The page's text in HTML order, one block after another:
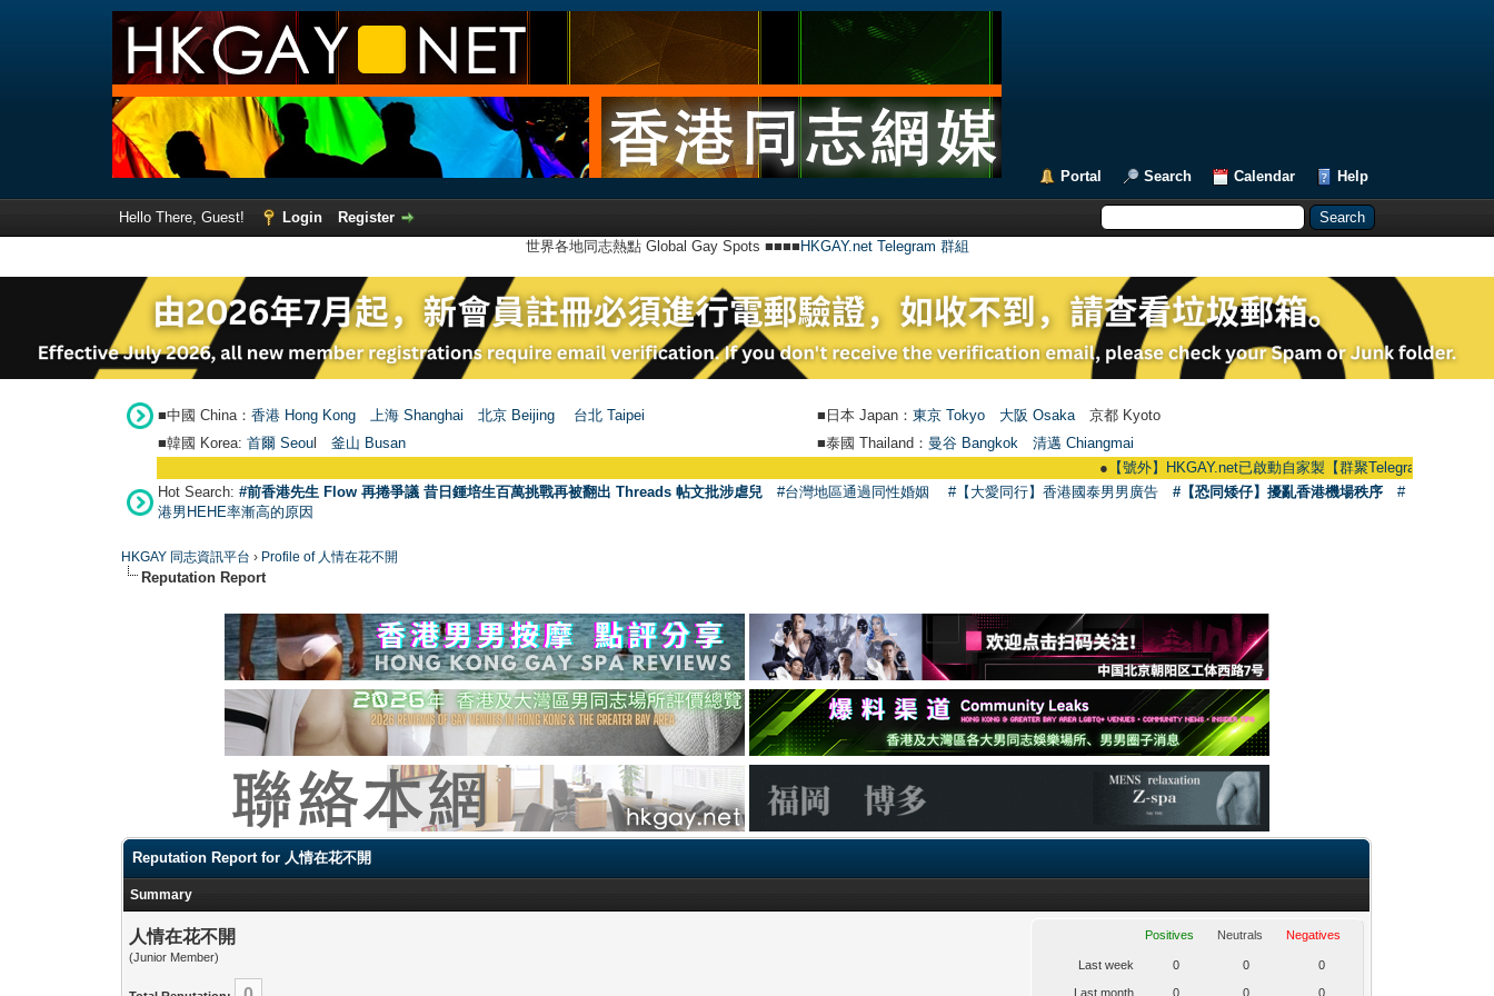
Portal Search Calendar Help
Hello There, Guest! Login
Register
世界各地同志熱點 Global Gay Spots ■■■■ HKGAY.net Telegram 群組
■中國 China： 香港 Hong Kong 上海 Shanghai 北京 Beijing 台北 Taipei ■日本 Japan： 東京 Tokyo 大阪 Osaka 京都 Kyoto
■韓國 Korea: 首爾 Seou 釜山 Busan ■泰國 Thailand： 曼谷 Bangkok
清邁 Chiangmai
【號外】HKGAY.net已啟動自家製【群聚Telegram群組】
Hot Search: #前香港先生 Flow 再捲爭議 昔日鍾培生百萬挑戰再被翻出 Threads 帖文批涉虐兒 #台灣地區通過同性婚姻 #【大愛同行】香港國泰男男廣告 #【恐同矮仔】擾亂香港機場秩序
#
港男HEHE率漸高的原因
HKGAY 同志資訊平台 › Profile of 人情在花不開
Reputation Report
Reputation Report for 人情在花不開
Summary
人情在花不開
(Junior Member)
Positives Neutrals Negatives
Last week 0 0 0
Last month 0 0 0